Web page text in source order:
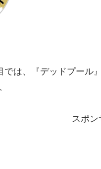
では、『デッドプー
スポン